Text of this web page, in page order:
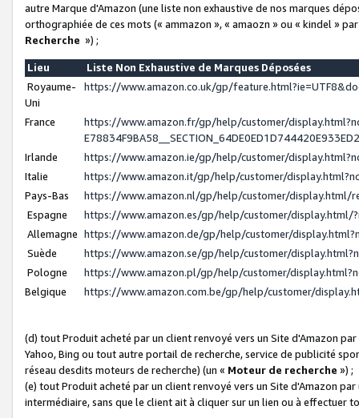
autre Marque d'Amazon (une liste non exhaustive de nos marques
orthographiée de ces mots (« ammazon », « amaozn » ou « kindel »
Recherche ») ;
Lieu
Liste Non Exhaustive de Marques Déposées
Royaume-
Uni
https://www.amazon.co.uk/gp/
France
https://www.amazon.fr/gp/help/customer/
Irlande
https://www.amazon.ie/gp/help/customer/
Italie
https://www.amazon.it/gp/help/customer/
Pays-Bas
https://www.amazon.nl/gp/help/customer/display.html/
Espagne
https://www.amazon.es/gp/help/customer/display.html/
Allemagne https://www.amazon.de/gp/help/customer/
Suède
https://www.amazon.se/gp/help/customer/
Pologne
https://www.amazon.pl/gp/help/customer/
Belgique
https://www.amazon.com.be/gp/help/customer/
(d) tout Produit acheté par un client renvoyé vers un Site d'Amazon
Yahoo, Bing ou tout autre portail de recherche, service de publicité
réseau desdits moteurs de recherche) (un « Moteur de recherche ») ;
(e) tout Produit acheté par un client renvoyé vers un Site d'Amazon
intermédiaire, sans que le client ait à cliquer sur un lien ou à